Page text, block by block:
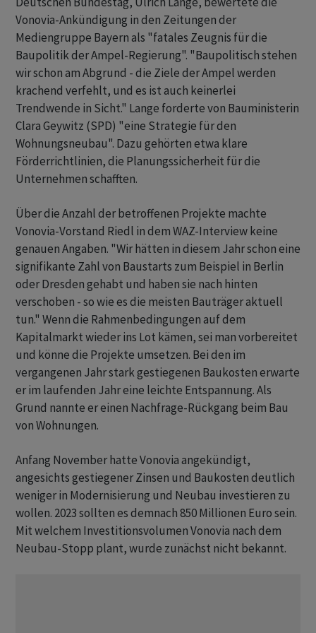
Vonovia-Ankündigung in den Zeitungen der
Mediengruppe Bayern als "fatales Zeugnis für die
Baupolitik der Ampel-Regierung". "Baupolitisch stehen
wir schon am Abgrund - die Ziele der Ampel werden
krachend verfehlt, und es ist auch keinerlei
Trendwende in Sicht." Lange forderte von Bauministerin
Clara Geywitz (SPD) "eine Strategie für den
Wohnungsneubau". Dazu gehörten etwa klare
Förderrichtlinien, die Planungssicherheit für die
Unternehmen schafften.
Über die Anzahl der betroffenen Projekte machte
Vonovia-Vorstand Riedl in dem WAZ-Interview keine
genauen Angaben. "Wir hätten in diesem Jahr schon eine
signifikante Zahl von Baustarts zum Beispiel in Berlin
oder Dresden gehabt und haben sie nach hinten
verschoben - so wie es die meisten Bauträger aktuell
tun." Wenn die Rahmenbedingungen auf dem
Kapitalmarkt wieder ins Lot kämen, sei man vorbereitet
und könne die Projekte umsetzen. Bei den im
vergangenen Jahr stark gestiegenen Baukosten erwarte
er im laufenden Jahr eine leichte Entspannung. Als
Grund nannte er einen Nachfrage-Rückgang beim Bau
von Wohnungen.
Anfang November hatte Vonovia angekündigt,
angesichts gestiegener Zinsen und Baukosten deutlich
weniger in Modernisierung und Neubau investieren zu
wollen. 2023 sollten es demnach 850 Millionen Euro sein.
Mit welchem Investitionsvolumen Vonovia nach dem
Neubau-Stopp plant, wurde zunächst nicht bekannt.